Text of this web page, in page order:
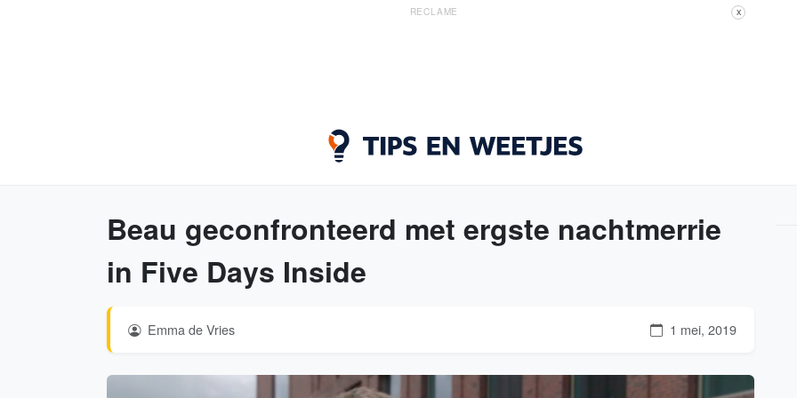
RECLAME X
Beau geconfronteerd met ergste nachtmerrie
in Five Days Inside
Emma de Vries 1 mei, 2019